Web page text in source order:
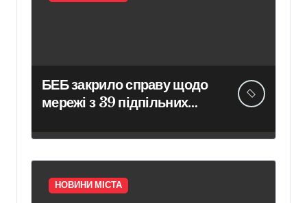
БЕБ закрило справу щодо
мережі з 39 підпільних
НОВИНИ МІСТА